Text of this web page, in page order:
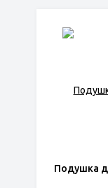
Подушка